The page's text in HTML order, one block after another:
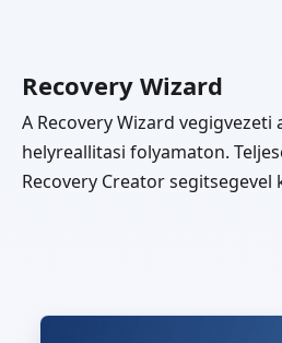
Recovery Wizard
A Recovery Wizard vegigvezeti
helyreallitasi folyamaton.
Recovery Creator